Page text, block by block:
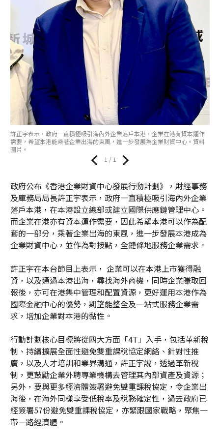
許正宇表示，政府一直積極吸引海內外企業落戶本港，企業在港有資本運作
需要，希望本港能乘著企業出海的東風，進一步發展為企業財資中心。資料
圖片。
1 / 1
政府公布《香港企業財資中心發展行動計劃》，財經事務
及庫務局局長許正宇表示，政府一直積極吸引海內外企業
落戶本港，在本港設立總部或建立國際供應鏈管理中心。
而企業在港亦有資本運作需要，因此希望本港可以作為配
套的一部分，乘著企業出海的東風，進一步發展本港成為
企業財資中心，並作為對接點，全鏈條地服務企業需求。
許正宇在本台節目上表示， 企業可以在本港上市獲得融
資，以及通過本港出海，尋找海外商機，同時企業賺取回
報後，亦可在港集中管理和配置資源，更好運用本港作為
國際金融中心的優勢，期望能整全及一站式服務企業需
求，增加企業對本港的黏性。
行動計劃核心目標將從四大方面「4T」入手，包括革新稅
制、持續擴展全面性避免雙重課稅協定網絡、針對性推
廣，以及人才培訓和業界溝通，許正宇說，透過革新稅
制，更鼓勵企業外聘專業機構去管理其內部資產及資源；
另外，要與更多經濟體簽署避免雙重課稅協定，令企業出
海後，在海外同樣享受低稅率及稅務確定性，過去政府已
經簽署57份避免雙重課稅協定，亦緊跟國家戰略，聚焦一
帶一路經濟體。